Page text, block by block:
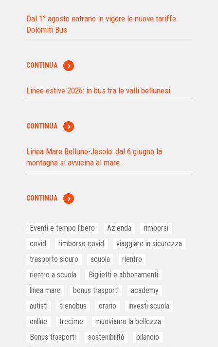
Dal 1° agosto entrano in vigore le nuove tariffe
Dolomiti Bus
CONTINUA
Linee estive 2026: in bus tra le valli bellunesi
CONTINUA
Linea Mare Belluno-Jesolo: dal 6 giugno la
montagna si avvicina al mare.
CONTINUA
Eventi e tempo libero Azienda
rimborsi
covid
rimborso covid
viaggiare in sicurezza
trasporto sicuro
scuola
rientro
rientro a scuola
Biglietti e abbonamenti
linea mare
bonus trasporti
academy
autisti
trenobus orario
investi scuola
online
trecime
muoviamo la bellezza
Bonus trasporti
sostenibilità
bilancio